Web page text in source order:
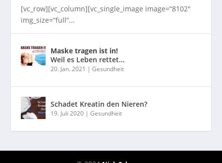
[vc_row][vc_column][vc_single_image image=“8102″
img_size=“full“...
Maske tragen ist in!
Weil es Leben rettet…
20. Jan. 2021 |Gesundheit
Schadet Kreatin den Nieren?
19. Juli 2020 |Gesundheit